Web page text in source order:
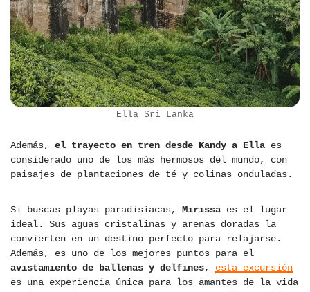
Ella Sri Lanka
Además, el trayecto en tren desde Kandy a Ella es
considerado uno de los más hermosos del mundo, con
paisajes de plantaciones de té y colinas onduladas.
Si buscas playas paradisíacas, Mirissa es el lugar
ideal. Sus aguas cristalinas y arenas doradas la
convierten en un destino perfecto para relajarse.
Además, es uno de los mejores puntos para el
avistamiento de ballenas y delfines, esta excursión
es una experiencia única para los amantes de la vida